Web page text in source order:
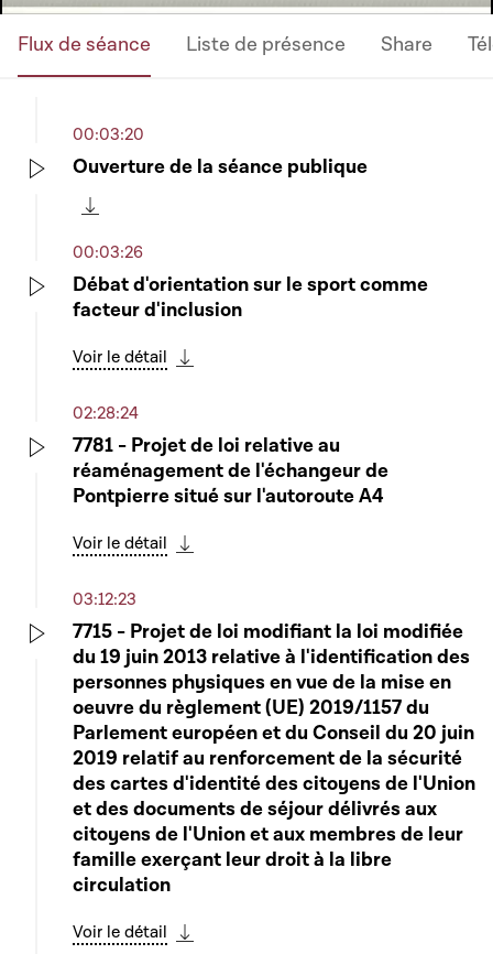
Flux de séance Liste de présence Share
00:03:20
Ouverture de la séance publique
00:03:26
Débat d'orientation sur le sport comme
facteur d'inclusion
Voir le détail
02:28:24
7781 - Projet de loi relative au
réaménagement de l'échangeur de
Pontpierre situé sur l'autoroute A4
Voir le détail
03:12:23
7715 - Projet de loi modifiant la loi modifiée
du 19 juin 2013 relative à l'identification des
personnes physiques en vue de la mise en
oeuvre du règlement (UE) 2019/1157 du
Parlement européen et du Conseil du 20 juin
2019 relatif au renforcement de la sécurité
des cartes d'identité des citoyens de l'Union
et des documents de séjour délivrés aux
citoyens de l'Union et aux membres de leur
famille exerçant leur droit à la libre
circulation
Voir le détail